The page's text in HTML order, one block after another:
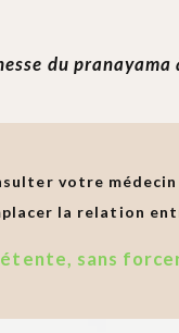
du
votre
la relation
sans